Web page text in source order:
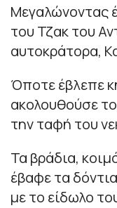
Μεγαλώνοντας
του Τζακ του
αυτοκράτορα,
Όποτε έβλεπε
ακολουθούσε
την ταφή του
Τα βράδια,
έβαφε τα
με το είδωλο